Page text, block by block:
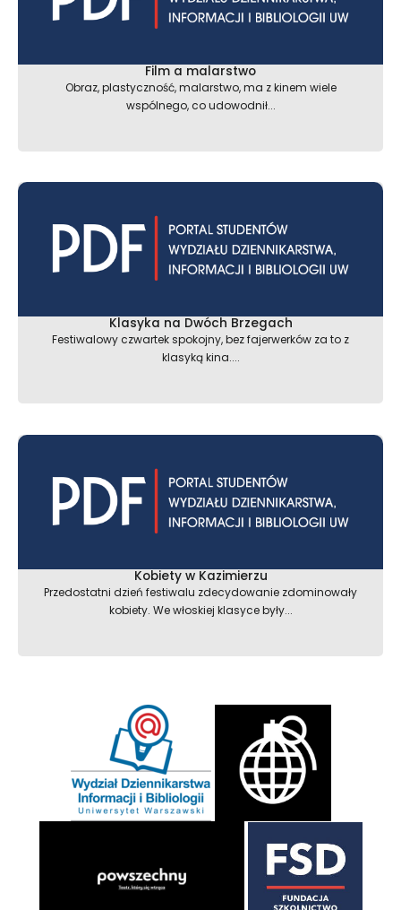
Film a malarstwo
Obraz, plastyczność, malarstwo, ma z kinem wiele
wspólnego, co udowodnił...
Klasyka na Dwóch Brzegach
Festiwalowy czwartek spokojny, bez fajerwerków za to z
klasyką kina....
Kobiety w Kazimierzu
Przedostatni dzień festiwalu zdecydowanie zdominowały
kobiety. We włoskiej klasyce były...